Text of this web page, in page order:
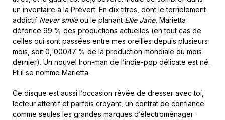
un inventaire à la Prévert. En dix titres, dont le terriblement
addictif Never smileou le planant Ellie Jane, Marietta
défonce 99 % des productions actuelles (en tout cas de
celles qui sont passées entre mes oreilles depuis plusieurs
mois, soit 0, 00047 % de la production mondiale du mois
dernier). Un nouvel Iron-man de l’indie-pop délicate est né.
Et il se nomme Marietta.
Ce disque est aussi l’occasion rêvée de dresser avec toi,
lecteur attentif et parfois croyant, un contrat de confiance
comme seules les grandes marques d’électroménager